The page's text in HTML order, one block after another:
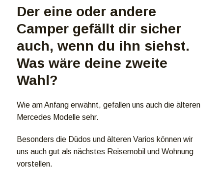
Der eine oder andere
Camper gefällt dir sicher
auch, wenn du ihn siehst.
Was wäre deine zweite
Wahl?
Wie am Anfang erwähnt, gefallen uns auch die älteren
Mercedes Modelle sehr.
Besonders die Düdos und älteren Varios können wir
uns auch gut als nächstes Reisemobil und Wohnung
vorstellen.